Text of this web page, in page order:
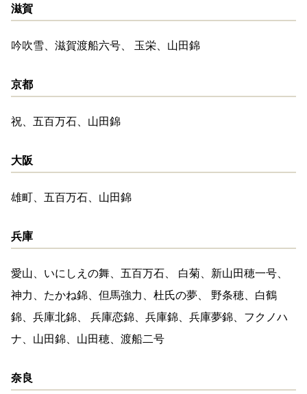
滋賀
吟吹雪、滋賀渡船六号、 玉栄、山田錦
京都
祝、五百万石、山田錦
大阪
雄町、五百万石、山田錦
兵庫
愛山、いにしえの舞、五百万石、 白菊、新山田穂一号、
神力、たかね錦、但馬強力、杜氏の夢、 野条穂、白鶴
錦、兵庫北錦、 兵庫恋錦、兵庫錦、兵庫夢錦、フクノハ
ナ、山田錦、山田穂、渡船二号
奈良